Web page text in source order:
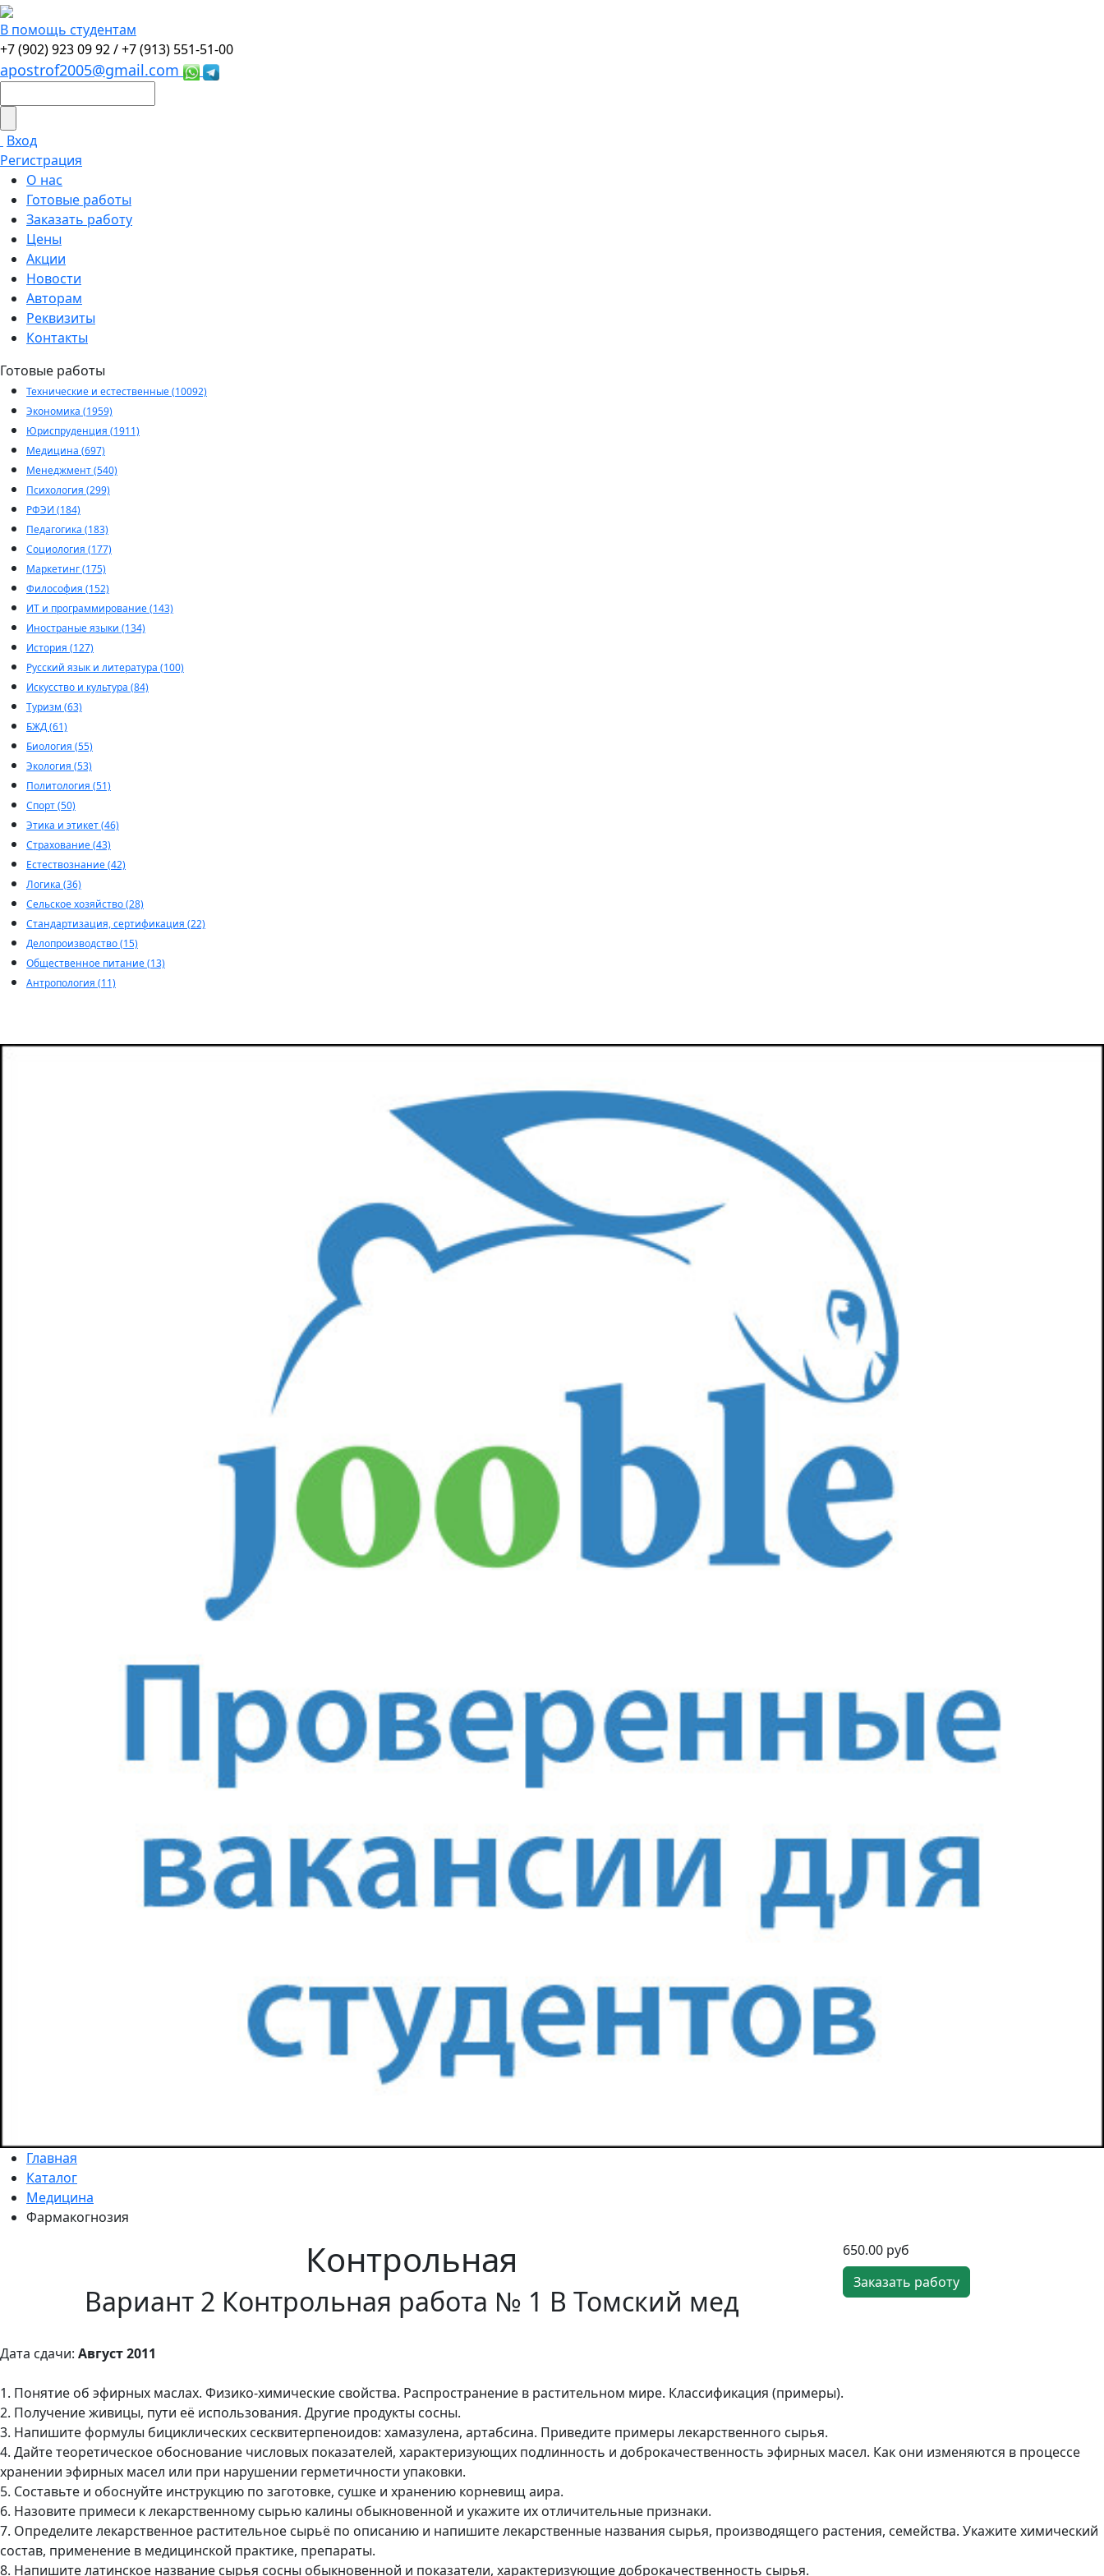
В помощь студентам
+7 (902) 923 09 92 /+7 (913) 551-51-00
apostrof2005@gmail.com
Вход
Регистрация
О нас
Готовые работы
Заказать работу
Цены
Акции
Новости
Авторам
Реквизиты
Контакты
Готовые работы
Технические и естественные (10092)
Экономика (1959)
Юриспруденция (1911)
Медицина (697)
Менеджмент (540)
Психология (299)
РФЭИ (184)
Педагогика (183)
Социология (177)
Маркетинг (175)
Философия (152)
ИТ и программирование (143)
Иностраные языки (134)
История (127)
Русский язык и литература (100)
Искусство и культура (84)
Туризм (63)
БЖД (61)
Биология (55)
Экология (53)
Политология (51)
Спорт (50)
Этика и этикет (46)
Страхование (43)
Естествознание (42)
Логика (36)
Сельское хозяйство (28)
Стандартизация, сертификация (22)
Делопроизводство (15)
Общественное питание (13)
Антропология (11)
Главная
Каталог
Медицина
Фармакогнозия
Контрольная
Вариант 2 Контрольная работа № 1 В Томский мед
650.00 руб
Заказать работу
Дата сдачи: Август 2011
1. Понятие об эфирных маслах. Физико-химические свойства. Распространение в растительном мире. Классификация (примеры).
2. Получение живицы, пути её использования. Другие продукты сосны.
3. Напишите формулы бициклических сесквитерпеноидов: хамазулена, артабсина. Приведите примеры лекарственного сырья.
4. Дайте теоретическое обоснование числовых показателей, характеризующих подлинность и доброкачественность эфирных масел. Как они изменяются в процессе
хранении эфирных масел или при нарушении герметичности упаковки.
5. Составьте и обоснуйте инструкцию по заготовке, сушке и хранению корневищ аира.
6. Назовите примеси к лекарственному сырью калины обыкновенной и укажите их отличительные признаки.
7. Определите лекарственное растительное сырьё по описанию и напишите лекарственные названия сырья, производящего растения, семейства. Укажите химический
состав, применение в медицинской практике, препараты.
8. Напишите латинское название сырья сосны обыкновенной и показатели, характеризующие доброкачественность сырья.